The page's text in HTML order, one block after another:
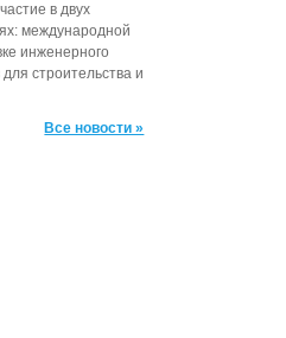
в двух
международной
инженерного
строительства и
Все новости »